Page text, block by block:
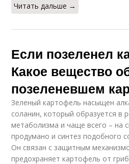
Читать дальше →
Если позеленел
Какое вещество
позеленевшем
Зеленый картофель насыщен
соланин, который образуется в
метаболизма и чаще всего – на
продумано и синтез подобного
Он связан с защитным
предохраняет картофель от